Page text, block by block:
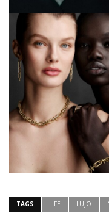
TAGS LIFE LUJO